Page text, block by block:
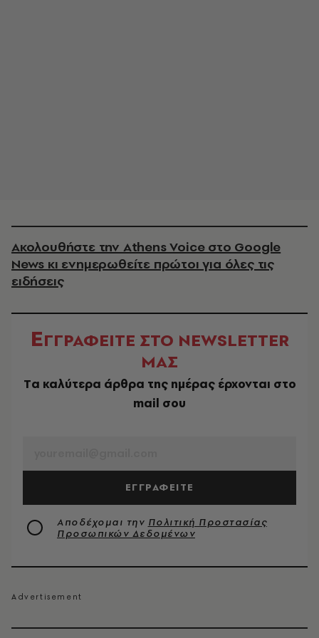
Ακολουθήστε την Athens Voice στο Google
News κι ενημερωθείτε πρώτοι για όλες τις
ειδήσεις
ΕΓΓΡΑΦΕΙΤΕ ΣΤΟ NEWSLETTER
ΜΑΣ
Tα καλύτερα άρθρα της ημέρας έρχονται στο
mail σου
ΕΓΓΡΑΦΕΙΤΕ
Αποδέχομαι την Πολιτική Προστασίας
Προσωπικών Δεδομένων